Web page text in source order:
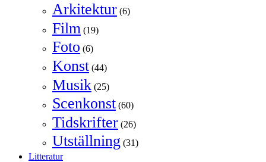
Arkitektur (6)
Film (19)
Foto (6)
Konst (44)
Musik (25)
Scenkonst (60)
Tidskrifter (26)
Utställning (31)
Litteratur